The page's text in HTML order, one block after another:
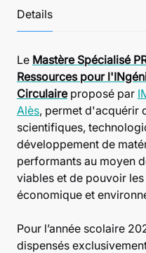
Details
Le Mastère Spécialisé
Ressources pour
Circulaire proposé par
Alès, permet d'acquérir
scientifiques,
développement de
performants au moyen
viables et de pouvoir
économique et
Pour l’année scolaire
dispensés